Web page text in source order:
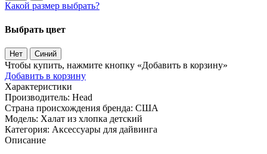
Какой размер выбрать?
Выбрать цвет
Нет Синий
Чтобы купить, нажмите кнопку «Добавить в корзину»
Добавить в корзину
Характеристики
Производитель: Head
Страна происхождения бренда: США
Модель: Халат из хлопка детский
Категория: Аксессуары для дайвинга
Описание